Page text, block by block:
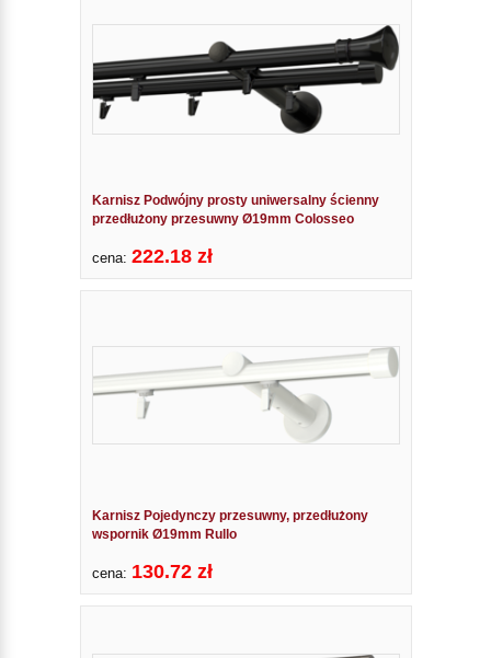
Karnisz Podwójny prosty uniwersalny ścienny
przedłużony przesuwny Ø19mm Colosseo
cena: 222.18 zł
Karnisz Pojedynczy przesuwny, przedłużony
wspornik Ø19mm Rullo
cena: 130.72 zł